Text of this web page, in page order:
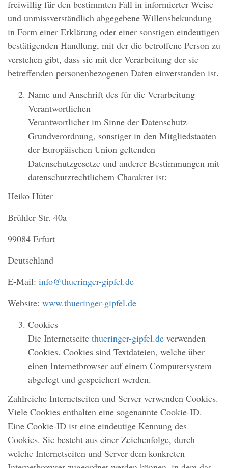
freiwillig für den bestimmten Fall in informierter Weise
und unmissverständlich abgegebene Willensbekundung
in Form einer Erklärung oder einer sonstigen eindeutigen
bestätigenden Handlung, mit der die betroffene Person zu
verstehen gibt, dass sie mit der Verarbeitung der sie
betreffenden personenbezogenen Daten einverstanden ist.
Name und Anschrift des für die Verarbeitung
Verantwortlichen
Verantwortlicher im Sinne der Datenschutz-
Grundverordnung, sonstiger in den Mitgliedstaaten
der Europäischen Union geltenden
Datenschutzgesetze und anderer Bestimmungen mit
datenschutzrechtlichem Charakter ist:
Heiko Hüter
Brühler Str. 40a
99084 Erfurt
Deutschland
E-Mail: info@thueringer-gipfel.de
Website: www.thueringer-gipfel.de
Cookies
Die Internetseite thueringer-gipfel.de verwenden
Cookies. Cookies sind Textdateien, welche über
einen Internetbrowser auf einem Computersystem
abgelegt und gespeichert werden.
Zahlreiche Internetseiten und Server verwenden Cookies.
Viele Cookies enthalten eine sogenannte Cookie-ID.
Eine Cookie-ID ist eine eindeutige Kennung des
Cookies. Sie besteht aus einer Zeichenfolge, durch
welche Internetseiten und Server dem konkreten